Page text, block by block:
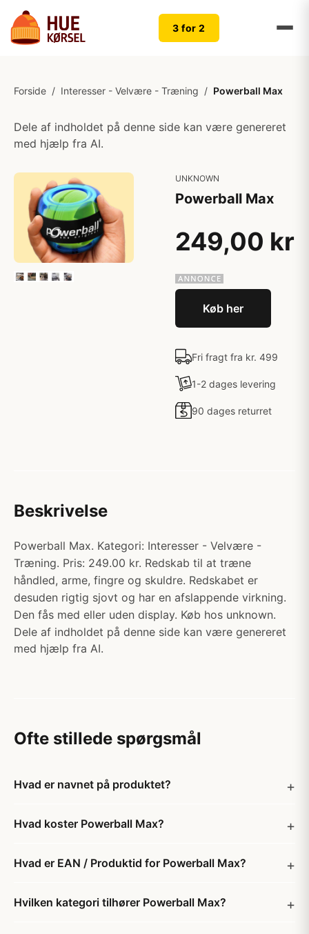
3 for 2
Forside / Interesser - Velvære - Træning / Powerball Max
Dele af indholdet på denne side kan være genereret
med hjælp fra AI.
UNKNOWN
Powerball Max
249,00 kr
Køb her
Fri fragt fra kr. 499
1-2 dages levering
90 dages returret
Beskrivelse
Powerball Max. Kategori: Interesser - Velvære -
Træning. Pris: 249.00 kr. Redskab til at træne
håndled, arme, fingre og skuldre. Redskabet er
desuden rigtig sjovt og har en afslappende virkning.
Den fås med eller uden display. Køb hos unknown.
Dele af indholdet på denne side kan være genereret
med hjælp fra AI.
Ofte stillede spørgsmål
Hvad er navnet på produktet?
Hvad koster Powerball Max?
Hvad er EAN / Produktid for Powerball Max?
Hvilken kategori tilhører Powerball Max?